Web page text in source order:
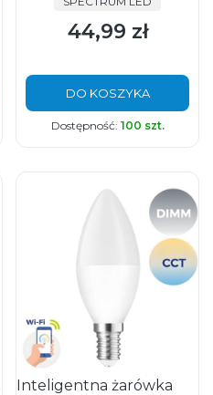
Cena
44,99 zł
DO KOSZYKA
Dostępność: 100 szt.
Inteligentna żarówka